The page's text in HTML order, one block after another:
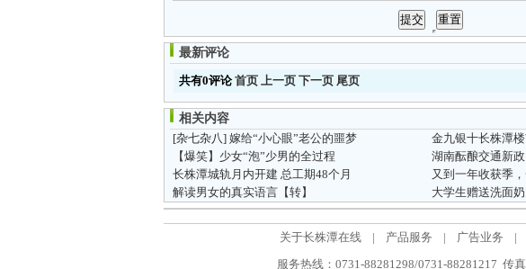
最新评论
共有0评论首页 上一页 下一页 尾页
相关内容
[杂七杂八] 嫁给“小心眼”老公的噩梦
金九银十长株潭
【爆笑】少女“泡”少男的全过程
长株潭城轨月内开建 总工期48个月
又到一年收获季
解读男女的真实语言【转】
大学生赠送洗面
关于长株潭在线 | 产品服务 | 广告业务 |
服务热线：0731-88281298/0731-88281217 传